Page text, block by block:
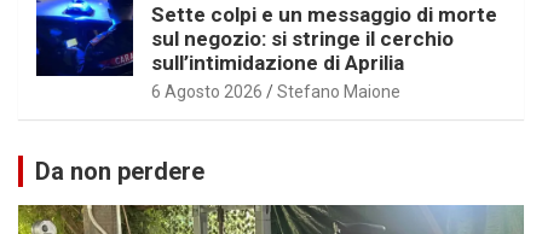
Sette colpi e un messaggio di morte
sul negozio: si stringe il cerchio
sull’intimidazione di Aprilia
6 Agosto 2026 Stefano Maione
Da non perdere